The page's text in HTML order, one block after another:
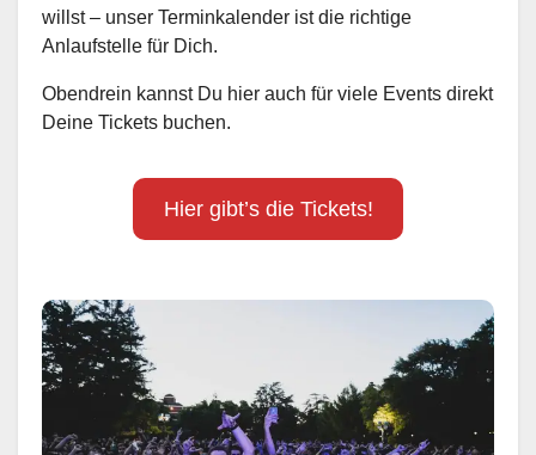
willst – unser Terminkalender ist die richtige
Anlaufstelle für Dich.
Obendrein kannst Du hier auch für viele Events direkt
Deine Tickets buchen.
Hier gibt’s die Tickets!